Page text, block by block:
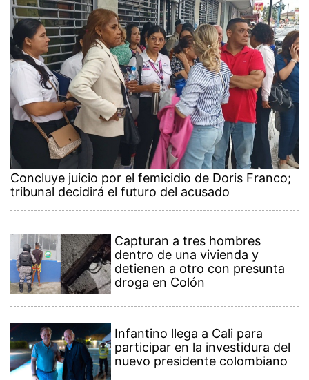
Concluye juicio por el femicidio de Doris Franco;
tribunal decidirá el futuro del acusado
Capturan a tres hombres
dentro de una vivienda y
detienen a otro con presunta
droga en Colón
Infantino llega a Cali para
participar en la investidura del
nuevo presidente colombiano